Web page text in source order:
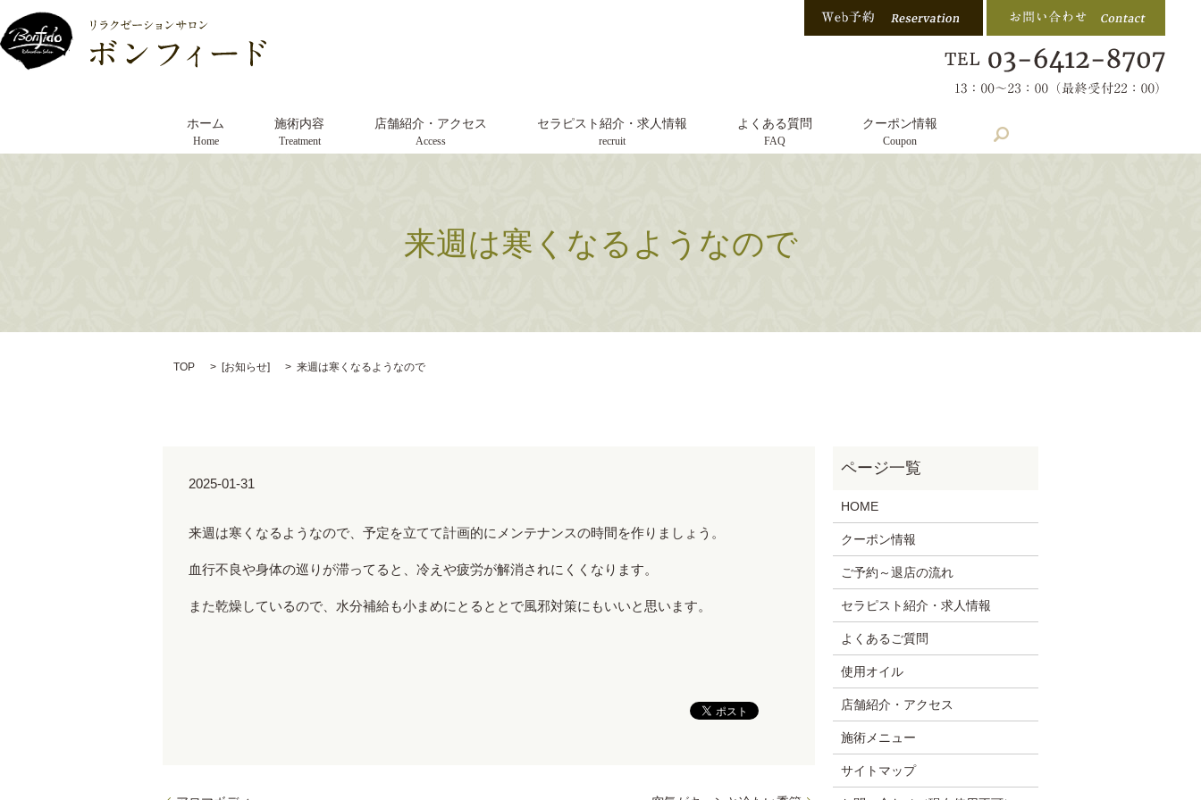
ホーム
Home
施術内容
Treatment
店舗紹介・アクセス
Access
セラピスト紹介・求人情報
recruit
よくある質問
FAQ
クーポン情報
Coupon
来週は寒くなるようなので
TOP [お知らせ] 来週は寒くなるようなので
2025-01-31
来週は寒くなるようなので、予定を立てて計画的にメンテナンスの時間を作りましょう。
血行不良や身体の巡りが滞ってると、冷えや疲労が解消されにくくなります。
また乾燥しているので、水分補給も小まめにとるととで風邪対策にもいいと思います。
HOME
クーポン情報
ご予約～退店の流れ
セラピスト紹介・求人情報
よくあるご質問
使用オイル
店舗紹介・アクセス
施術メニュー
サイトマップ